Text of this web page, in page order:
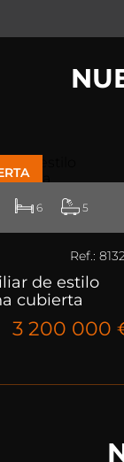
6 5
Ref.:
de estilo
cubierta
3 200 000